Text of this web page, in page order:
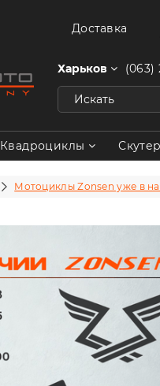
Доставка
Харьков (063)
Квадроциклы
Мотоциклы Zonsen уже в